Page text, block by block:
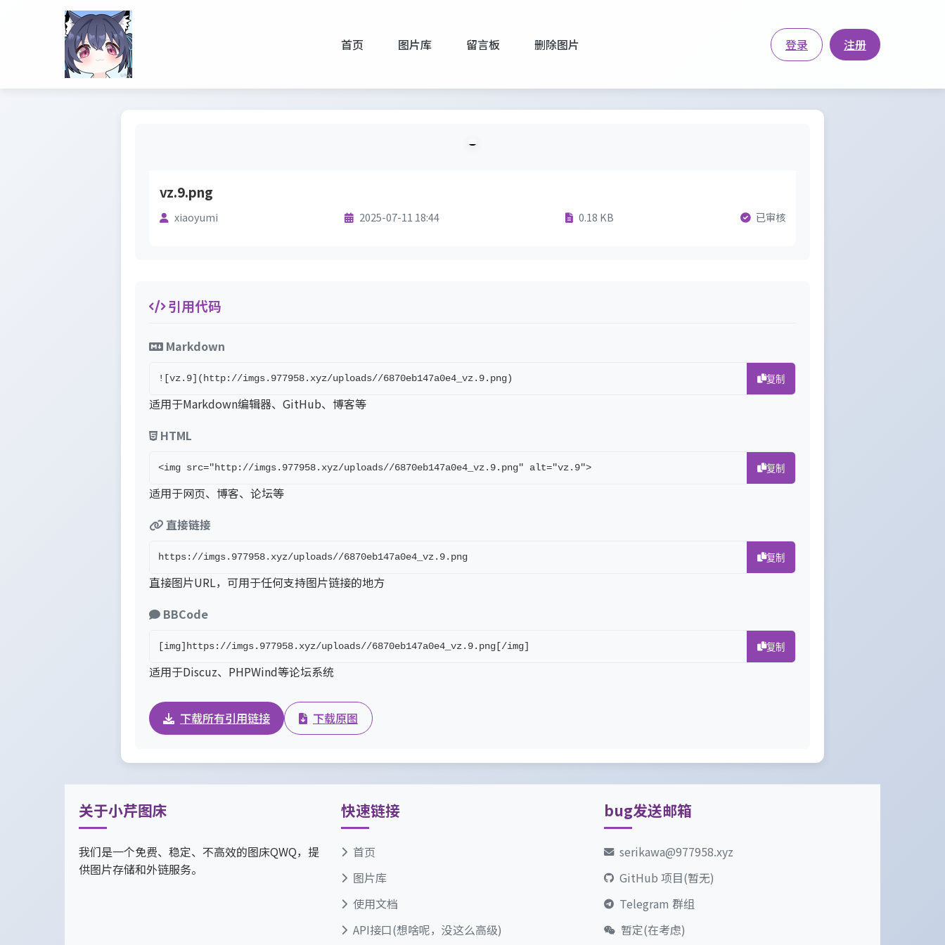
首页 图片库 留言板 删除图片 登录 注册
vz.9.png
xiaoyumi 2025-07-11 18:44 0.18 KB 已审核
引用代码
Markdown
![vz.9](http://imgs.977958.xyz/uploads//6870eb147a0e4_vz.9.png) 复制
适用于Markdown编辑器、GitHub、博客等
HTML
<img src="http://imgs.977958.xyz/uploads//6870eb147a0e4_vz.9.png" alt="vz.9"> 复制
适用于网页、博客、论坛等
直接链接
https://imgs.977958.xyz/uploads//6870eb147a0e4_vz.9.png 复制
直接图片URL，可用于任何支持图片链接的地方
BBCode
[img]https://imgs.977958.xyz/uploads//6870eb147a0e4_vz.9.png[/img] 复制
适用于Discuz、PHPWind等论坛系统
下载所有引用链接 下载原图
关于小芹图床
我们是一个免费、稳定、不高效的图床QWQ，提
供图片存储和外链服务。
快速链接
首页
图片库
使用文档
API接口(想啥呢，没这么高级)
bug发送邮箱
serikawa@977958.xyz
GitHub 项目(暂无)
Telegram 群组
暂定(在考虑)